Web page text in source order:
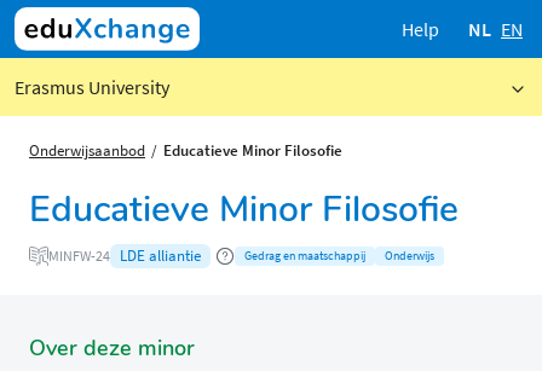
Help NL EN
Erasmus University
Onderwijsaanbod Educatieve Minor Filosofie
Educatieve Minor Filosofie
MINFW-24 LDE alliantie Gedrag en maatschappij Onderwijs
Over deze minor